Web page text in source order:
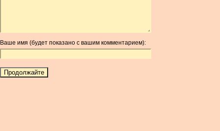
AUR
AWG
BAM
Ваше имя (будет показано с вашим комментарием):